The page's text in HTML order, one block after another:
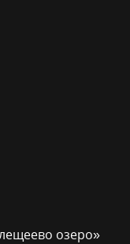
озеро»